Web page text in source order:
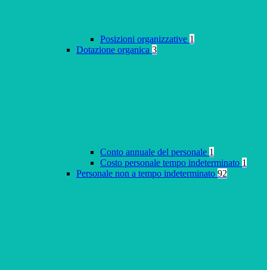
Posizioni organizzative 1
Dotazione organica 3
Conto annuale del personale 1
Costo personale tempo indeterminato 1
Personale non a tempo indeterminato 92